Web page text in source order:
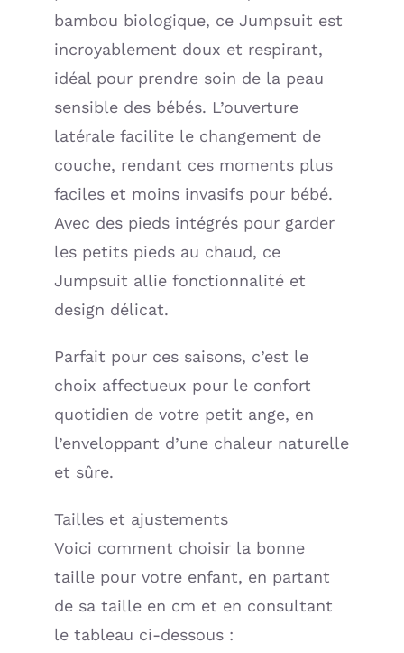
bambou biologique, ce Jumpsuit est
incroyablement doux et respirant,
idéal pour prendre soin de la peau
sensible des bébés. L’ouverture
latérale facilite le changement de
couche, rendant ces moments plus
faciles et moins invasifs pour bébé.
Avec des pieds intégrés pour garder
les petits pieds au chaud, ce
Jumpsuit allie fonctionnalité et
design délicat.
Parfait pour ces saisons, c’est le
choix affectueux pour le confort
quotidien de votre petit ange, en
l’enveloppant d’une chaleur naturelle
et sûre.
Tailles et ajustements
Voici comment choisir la bonne
taille pour votre enfant, en partant
de sa taille en cm et en consultant
le tableau ci-dessous :